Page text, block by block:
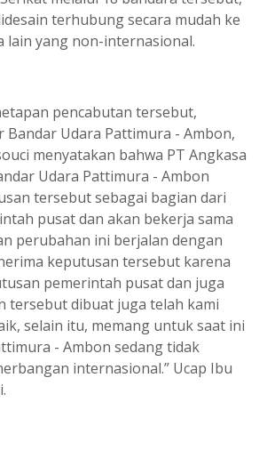
terhubung secara mudah ke
lain yang non-internasional.
pencabutan tersebut,
Bandar Udara Pattimura - Ambon,
menyatakan bahwa PT Angkasa
Udara Pattimura - Ambon
tersebut sebagai bagian dari
pusat dan akan bekerja sama
perubahan ini berjalan dengan
keputusan tersebut karena
pemerintah pusat dan juga
tersebut dibuat juga telah kami
selain itu, memang untuk saat ini
- Ambon sedang tidak
internasional.” Ucap Ibu